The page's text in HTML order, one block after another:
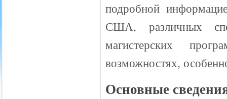
подробной
США, различных
магистерских
возможностях,
Основные